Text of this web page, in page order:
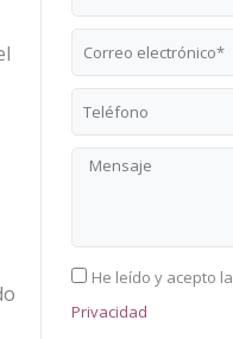
Correo
electrónico
Teléfono
Mensaje
RGPD
He leído y acepto la
Privacidad